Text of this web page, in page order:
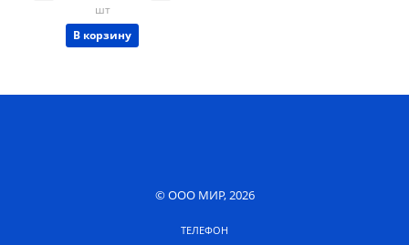
шт
В корзину
© ООО МИР, 2026
ТЕЛЕФОН